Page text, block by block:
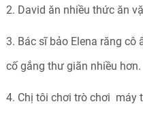
2. David ăn nhiều thức ăn
3. Bác sĩ bảo Elena răng cô
cố gắng thư giãn nhiều hơn.
4. Chị tôi chơi trò chơi máy